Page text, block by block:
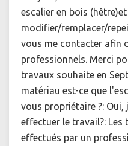
escalier en bois (hêtre)et
modifier/remplacer/
vous me contacter afin
professionnels. Merci
travaux souhaite en
matériau est-ce que
vous propriétaire ?:
effectuer le travail?:
effectués par un